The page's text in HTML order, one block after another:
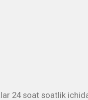
24 soat soatlik